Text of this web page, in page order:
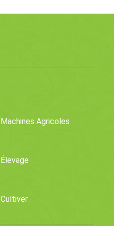
Machines Agricoles
Élevage
Cultiver